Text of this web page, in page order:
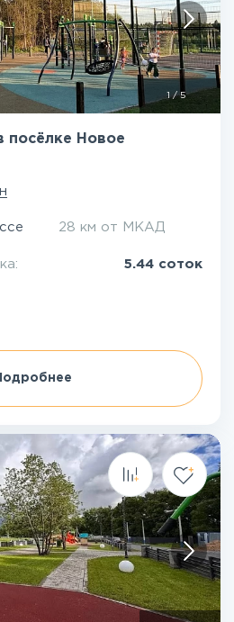
1 /5
посёлке Новое
28 км от МКАД
5.44 соток